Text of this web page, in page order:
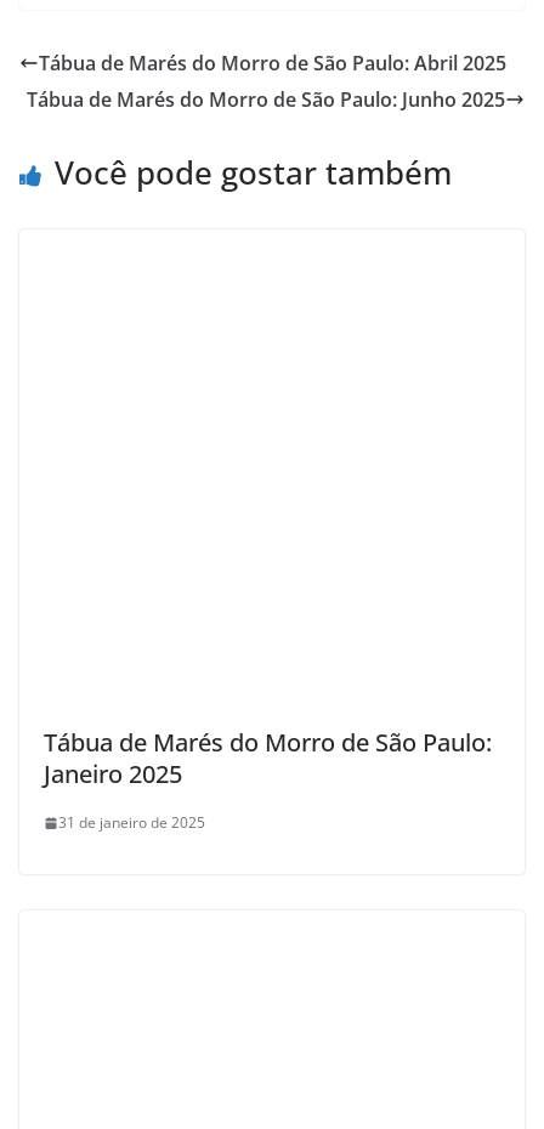
e
b
o
e
g
a
e
a
s
t
s
p
e
s
y
t
e
e
r
e
Tábua de Marés do Morro de São Paulo: Abril 2025
Tábua de Marés do Morro de São Paulo: Junho 2025
Você pode gostar também
Tábua de Marés do Morro de São Paulo:
Janeiro 2025
31 de janeiro de 2025